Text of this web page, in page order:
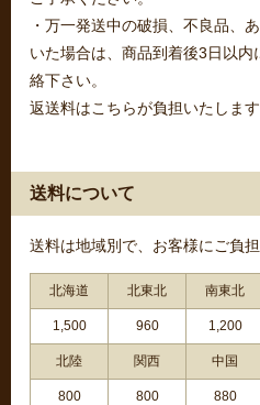
・万一発送中の破損、不良品、
いた場合は、商品到着後3日以
絡下さい。
返送料はこちらが負担いたします
送料について
送料は地域別で、お客様にご負
北海道 北東北 南東北
1,500 960 1,200
北陸 関西 中国
800 800 880